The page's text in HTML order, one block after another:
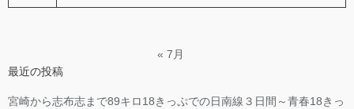
« 7月
最近の投稿
宮崎から志布志まで89キロ18きっぷでの日南線３日間～青春18きっ